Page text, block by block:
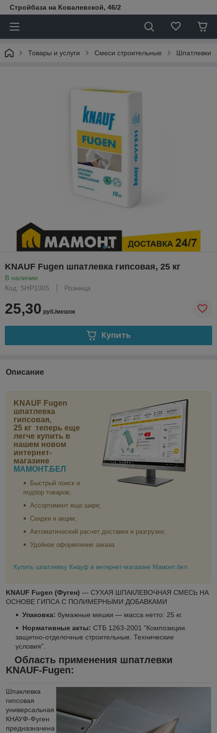
Стройбаза на Ковалевской, 46/2
Товары и услуги Смеси строительные Шпатлевки
KNAUF Fugen шпатлевка гипсовая, 25 кг
В наличии
Код: SHP1005
Розница
25,30 руб./мешок
Купить
Описание
KNAUF Fugen
шпатлевка
гипсовая,
25 кг теперь еще
легче купить в
нашем новом
интернет-
магазине
МАМОНТ.БЕЛ
Быстрый поиск и
подбор товаров;
Ассортимент еще шире;
Скидки и акции;
Автоматический расчет доставки и разгрузки;
Удобное оформление заказа
Купить шпатлевку Кнауф в интернет-магазине Мамонт.бел
KNAUF Fugen (Фуген) ― СУХАЯ ШПАКЛЕВОЧНАЯ СМЕСЬ НА
ОСНОВЕ ГИПСА С ПОЛИМЕРНЫМИ ДОБАВКАМИ
Упаковка: бумажные мешки ― масса нетто: 25 кг.
Нормативные акты: СТБ 1263-2001 "Композиции
защитно-отделочные строительные. Технические
условия".
Область применения шпатлевки
KNAUF-Fugen:
Шпаклевка
гипсовая
универсальная
КНАУФ-Фуген
предназначена